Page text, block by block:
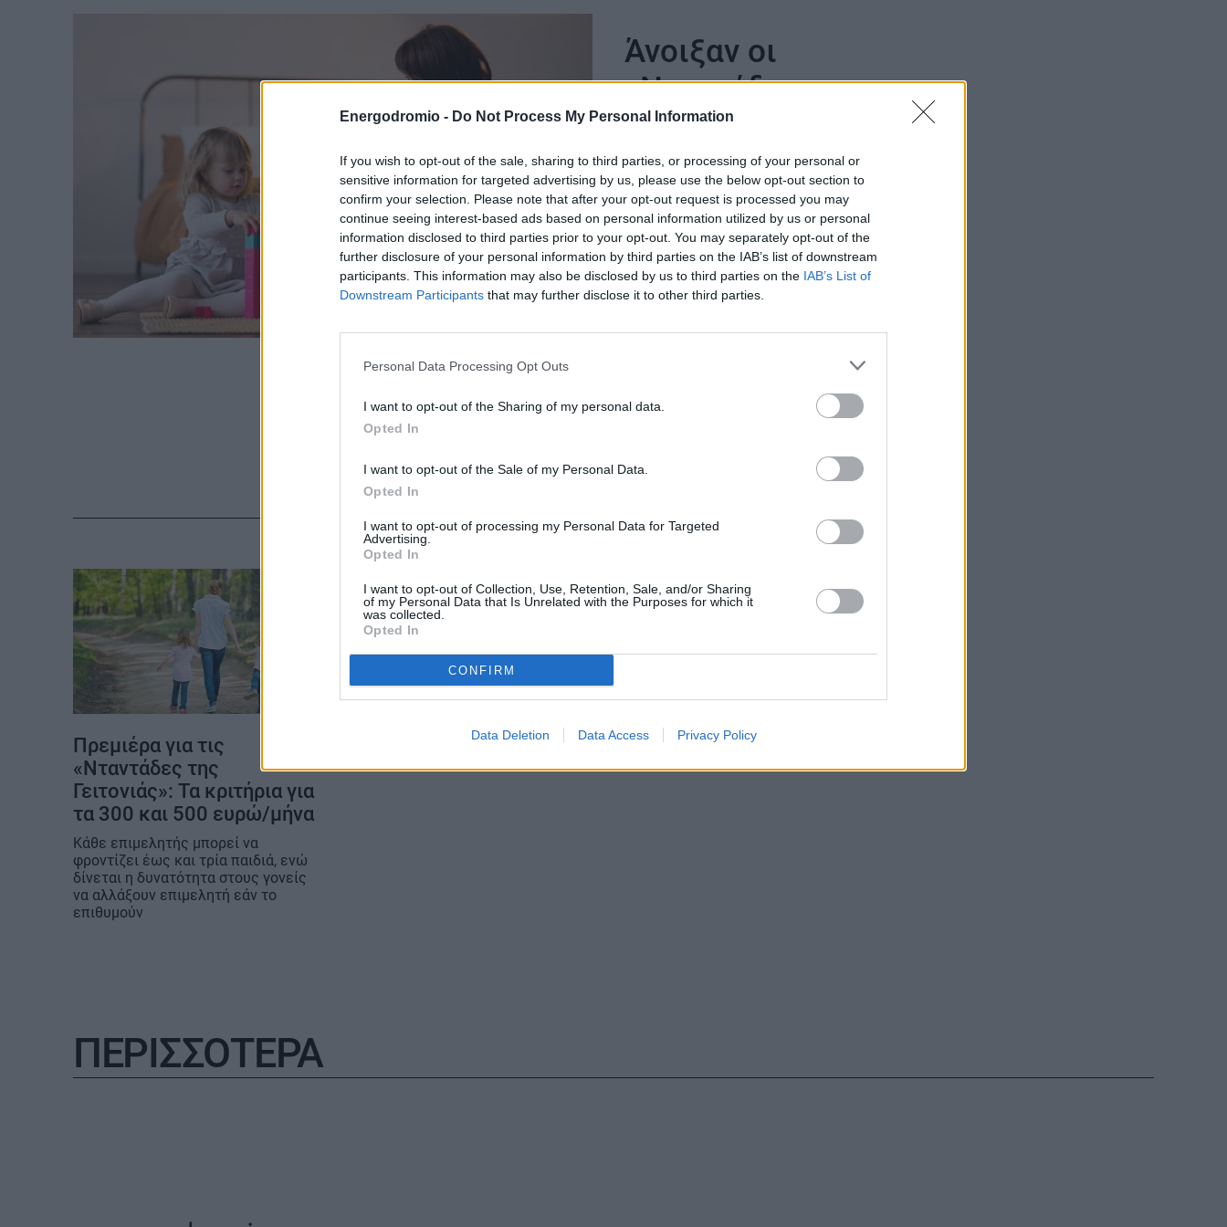
Energodromio - Do Not Process My Personal Information
If you wish to opt-out of the sale, sharing to third parties, or processing of your personal or
sensitive information for targeted advertising by us, please use the below opt-out section to
confirm your selection. Please note that after your opt-out request is processed you may
continue seeing interest-based ads based on personal information utilized by us or personal
information disclosed to third parties prior to your opt-out. You may separately opt-out of the
further disclosure of your personal information by third parties on the IAB’s list of downstream
participants. This information may also be disclosed by us to third parties on the IAB’s List of
Downstream Participants that may further disclose it to other third parties.
Personal Data Processing Opt Outs
I want to opt-out of the Sharing of my personal data.
Opted In
I want to opt-out of the Sale of my Personal Data.
Opted In
I want to opt-out of processing my Personal Data for Targeted
Advertising.
Opted In
I want to opt-out of Collection, Use, Retention, Sale, and/or Sharing
of my Personal Data that Is Unrelated with the Purposes for which it
was collected.
Opted In
CONFIRM
Data Deletion Data Access Privacy Policy
REAL ESTATE
ΠΕΡΙΒΑΛΛΟΝ
ΕΝΕΡΓΕΙΑ
ΜΕΤΑΦΟΡΕΣ - ΗΛΕΚΤΡΟΚΙΝΗΣΗ
ΨΗΦΙΑΚΟΣ ΚΟΣΜΟΣ
ΟΙΚΟΝΟΜΙΑ - ΕΠΙΧΕΙΡΗΣΕΙΣ
Άνοιξαν οι
«Νταντάδες της
Γειτονιάς»:
Ποιοι
δικαιούνται
έως 500 ευρώ
τον μήνα
ενίσχυση των οικογενειών
που ανακοίνωσε η υπουργός
Μιχαηλίδου
Πρεμιέρα για τις
«Νταντάδες της
Γειτονιάς»: Τα κριτήρια για
τα 300 και 500 ευρώ/μήνα
Κάθε επιμελητής μπορεί να
φροντίζει έως και τρία παιδιά, ενώ
δίνεται η δυνατότητα στους γονείς
να αλλάξουν επιμελητή εάν το
επιθυμούν
ΠΕΡΙΣΣΟΤΕΡΑ